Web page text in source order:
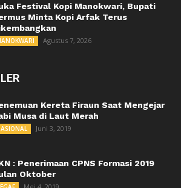
Festival Kopi Manokwari, Bupati
Minta Kopi Arfak Terus
Agustus 7, 2026
Kereta Firaun Saat Mengejar
Musa di Laut Merah
Juni 3, 2019
: Penerimaan CPNS Formasi 2019
Oktober